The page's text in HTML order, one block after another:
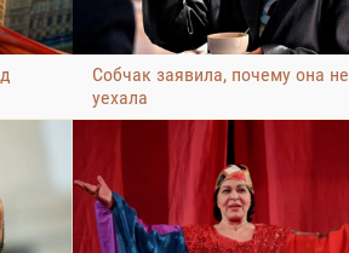
Собчак заявила, почему она не
уехала